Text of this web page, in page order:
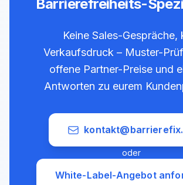
Barrierefreiheits-
Keine Sales-Gespräche,
Verkaufsdruck – Muster-
offene Partner-Preise und
Antworten zu eurem
oder
White-Label-Angebot